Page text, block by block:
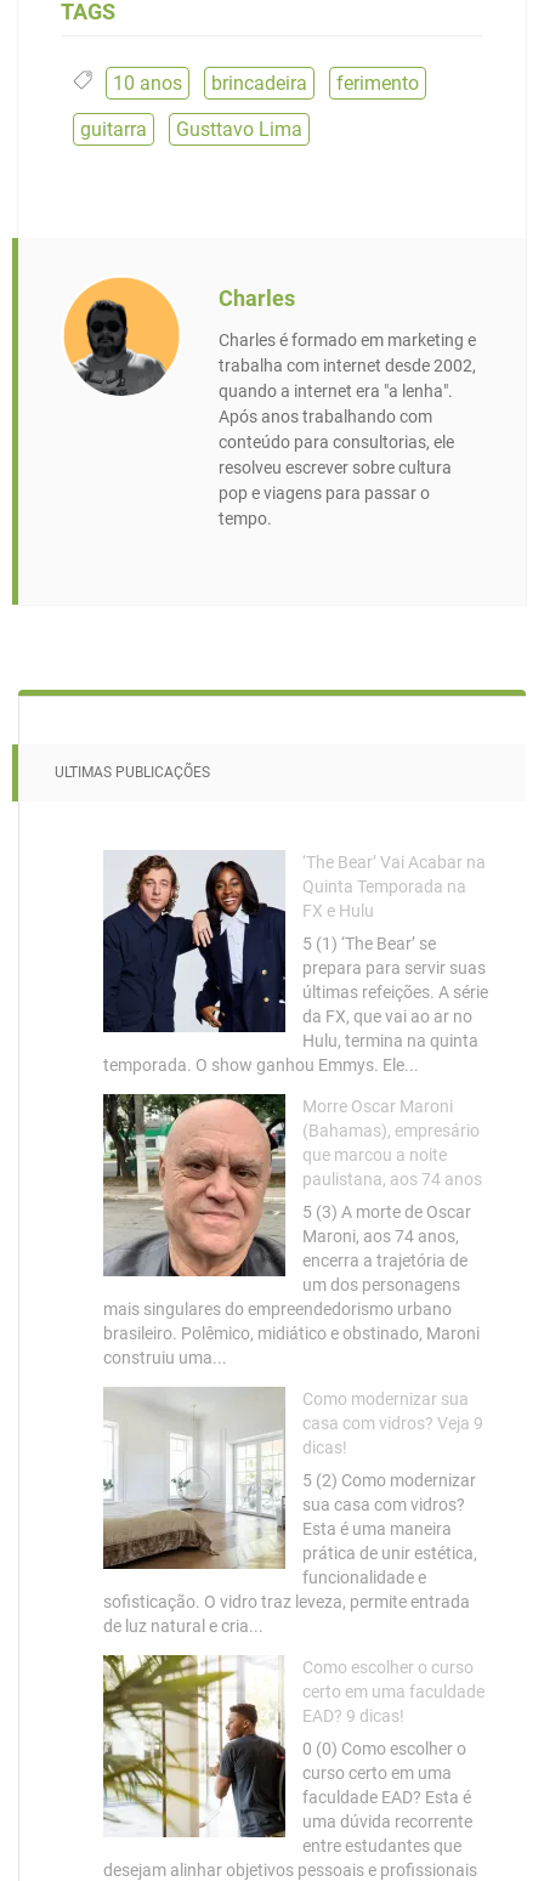
TAGS
10 anos brincadeira ferimento
guitarra
Gusttavo Lima
Charles
Charles é formado em marketing e
trabalha com internet desde 2002,
quando a internet era "a lenha".
Após anos trabalhando com
conteúdo para consultorias, ele
resolveu escrever sobre cultura
pop e viagens para passar o
tempo.
ULTIMAS PUBLICAÇÕES
‘The Bear’ Vai Acabar na
Quinta Temporada na
FX e Hulu
5 (1) ‘The Bear’ se
prepara para servir suas
últimas refeições. A série
da FX, que vai ao ar no
Hulu, termina na quinta
temporada. O show ganhou Emmys. Ele...
Morre Oscar Maroni
(Bahamas), empresário
que marcou a noite
paulistana, aos 74 anos
5 (3) A morte de Oscar
Maroni, aos 74 anos,
encerra a trajetória de
um dos personagens
mais singulares do empreendedorismo urbano
brasileiro. Polêmico, midiático e obstinado, Maroni
construiu uma...
Como modernizar sua
casa com vidros? Veja 9
dicas!
5 (2) Como modernizar
sua casa com vidros?
Esta é uma maneira
prática de unir estética,
funcionalidade e
sofisticação. O vidro traz leveza, permite entrada
de luz natural e cria...
Como escolher o curso
certo em uma faculdade
EAD? 9 dicas!
0 (0) Como escolher o
curso certo em uma
faculdade EAD? Esta é
uma dúvida recorrente
entre estudantes que
desejam alinhar objetivos pessoais e profissionais